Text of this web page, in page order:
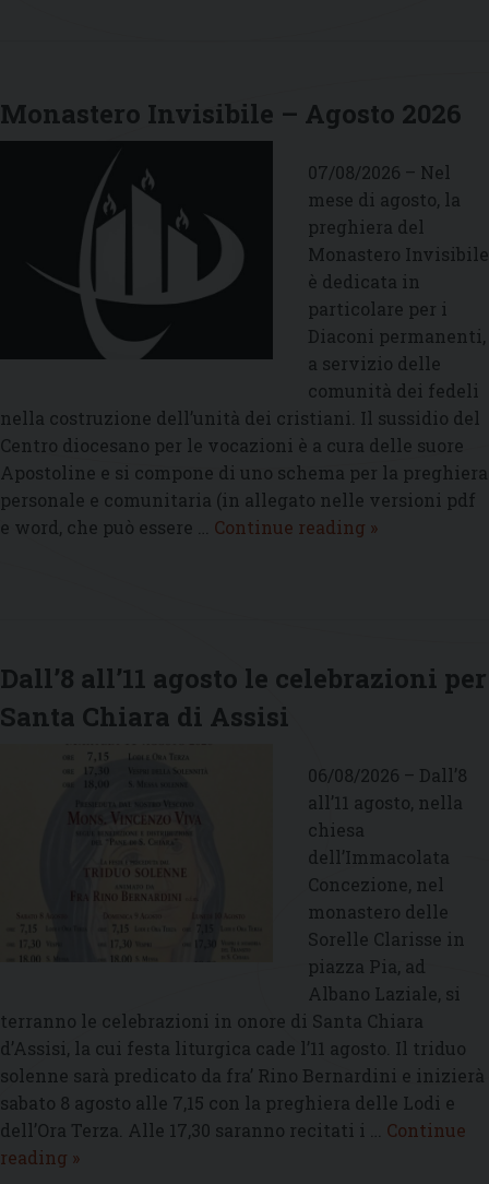
Monastero Invisibile – Agosto 2026
07/08/2026 – Nel
mese di agosto, la
preghiera del
Monastero Invisibile
è dedicata in
particolare per i
Diaconi permanenti,
a servizio delle
comunità dei fedeli
nella costruzione dell’unità dei cristiani. Il sussidio del
Centro diocesano per le vocazioni è a cura delle suore
Apostoline e si compone di uno schema per la preghiera
personale e comunitaria (in allegato nelle versioni pdf
e word, che può essere … Continue reading Monastero
»
Dall’8 all’11 agosto le celebrazioni per
Santa Chiara di Assisi
06/08/2026 – Dall’8
all’11 agosto, nella
chiesa
dell’Immacolata
Concezione, nel
monastero delle
Sorelle Clarisse in
piazza Pia, ad
Albano Laziale, si
terranno le celebrazioni in onore di Santa Chiara
d’Assisi, la cui festa liturgica cade l’11 agosto. Il triduo
solenne sarà predicato da fra’ Rino Bernardini e inizierà
sabato 8 agosto alle 7,15 con la preghiera delle Lodi e
dell’Ora Terza. Alle 17,30 saranno recitati i … Continue
reading Dall’8
»